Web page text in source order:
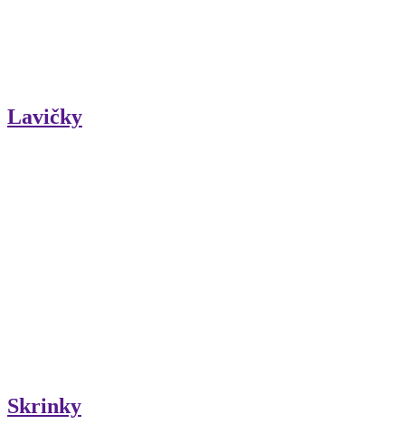
Lavičky
Skrinky